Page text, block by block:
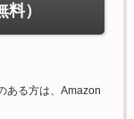
）
ある方は、Amazon